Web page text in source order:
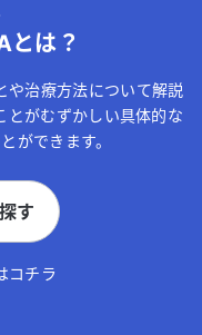
とは？
や治療方法について解説
とがむずかしい具体的な
ができます。
す
コチラ